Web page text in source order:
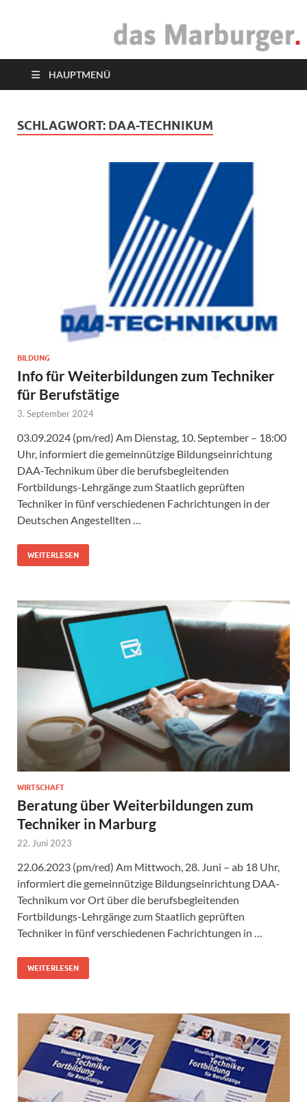
das Marburger.
HAUPTMENÜ
SCHLAGWORT: DAA-TECHNIKUM
BILDUNG
Info für Weiterbildungen zum Techniker
für Berufstätige
3. September 2024
03.09.2024 (pm/red) Am Dienstag, 10. September – 18:00
Uhr, informiert die gemeinnützige Bildungseinrichtung
DAA-Technikum über die berufsbegleitenden
Fortbildungs-Lehrgänge zum Staatlich geprüften
Techniker in fünf verschiedenen Fachrichtungen in der
Deutschen Angestellten …
WEITERLESEN
WIRTSCHAFT
Beratung über Weiterbildungen zum
Techniker in Marburg
22. Juni 2023
22.06.2023 (pm/red) Am Mittwoch, 28. Juni – ab 18 Uhr,
informiert die gemeinnützige Bildungseinrichtung DAA-
Technikum vor Ort über die berufsbegleitenden
Fortbildungs-Lehrgänge zum Staatlich geprüften
Techniker in fünf verschiedenen Fachrichtungen in …
WEITERLESEN